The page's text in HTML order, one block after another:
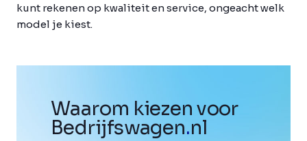
kunt rekenen op kwaliteit en service, ongeacht welk
model je kiest.
Waarom kiezen voor
Bedrijfswagen.nl